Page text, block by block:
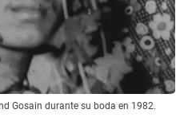
Gosain durante su boda en 1982.